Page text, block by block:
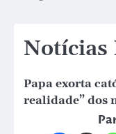
Notícias
Papa exorta
realidade” dos